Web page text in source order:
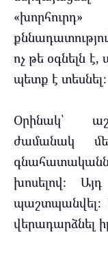
ոչ թե օգնելն է,
պետք է տեսնել։
Օրինակ՝
ժամանակ
խոսելով։
պաշտպանվել։
վերադարձնել